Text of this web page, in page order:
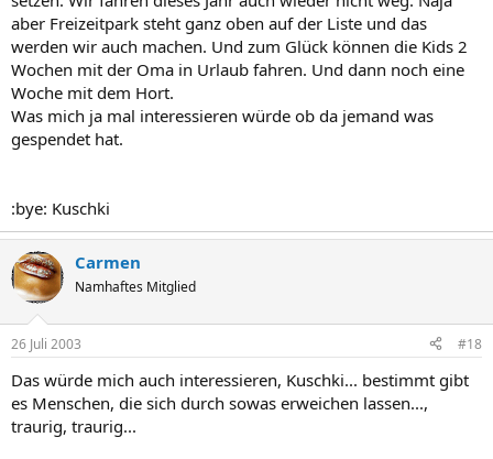
aber Freizeitpark steht ganz oben auf der Liste und das
werden wir auch machen. Und zum Glück können die Kids 2
Wochen mit der Oma in Urlaub fahren. Und dann noch eine
Woche mit dem Hort.
Was mich ja mal interessieren würde ob da jemand was
gespendet hat.
:bye: Kuschki
Carmen
Namhaftes Mitglied
26 Juli 2003 #18
Das würde mich auch interessieren, Kuschki... bestimmt gibt
es Menschen, die sich durch sowas erweichen lassen...,
traurig, traurig...